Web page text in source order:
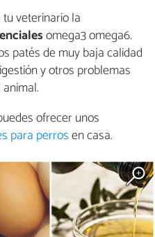
veterinario la
omega3 omega6.
patés de muy baja calidad
y otros problemas
ofrecer unos
para perrosen casa.